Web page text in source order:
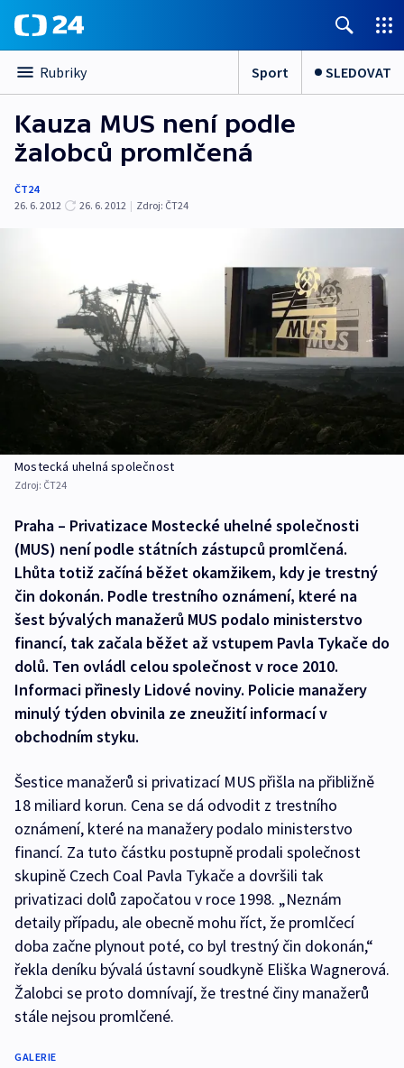
Rubriky Sport SLEDOVAT
Kauza MUS není podle
žalobců promlčená
ČT24
26. 6. 2012
26. 6. 2012 | Zdroj: ČT24
Mostecká uhelná společnost
Zdroj: ČT24
Praha – Privatizace Mostecké uhelné společnosti
(MUS) není podle státních zástupců promlčená.
Lhůta totiž začíná běžet okamžikem, kdy je trestný
čin dokonán. Podle trestního oznámení, které na
šest bývalých manažerů MUS podalo ministerstvo
financí, tak začala běžet až vstupem Pavla Tykače do
dolů. Ten ovládl celou společnost v roce 2010.
Informaci přinesly Lidové noviny. Policie manažery
minulý týden obvinila ze zneužití informací v
obchodním styku.
Šestice manažerů si privatizací MUS přišla na přibližně
18 miliard korun. Cena se dá odvodit z trestního
oznámení, které na manažery podalo ministerstvo
financí. Za tuto částku postupně prodali společnost
skupině Czech Coal Pavla Tykače a dovršili tak
privatizaci dolů započatou v roce 1998. „Neznám
detaily případu, ale obecně mohu říct, že promlčecí
doba začne plynout poté, co byl trestný čin dokonán,“
řekla deníku bývalá ústavní soudkyně Eliška Wagnerová.
Žalobci se proto domnívají, že trestné činy manažerů
stále nejsou promlčené.
GALERIE